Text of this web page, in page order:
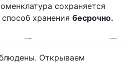
сохраняется
способ хранения бесрочно.
Открываем